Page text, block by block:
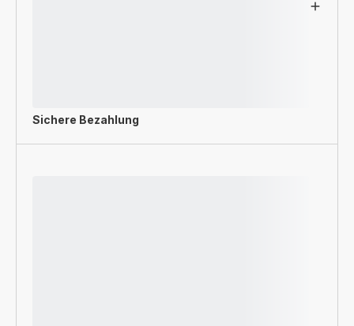
Sichere Bezahlung